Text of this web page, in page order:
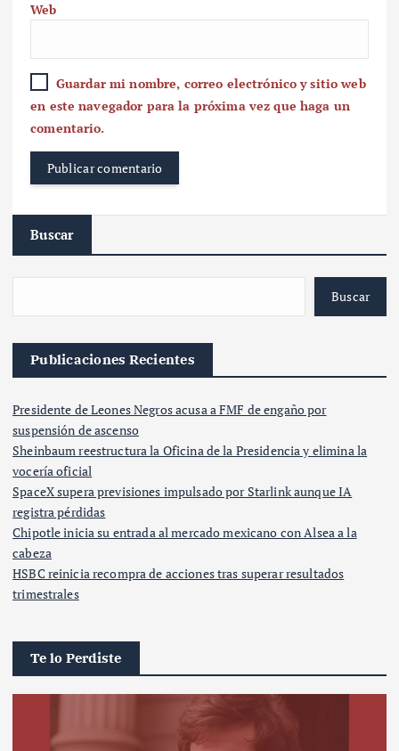
Web
Guardar mi nombre, correo electrónico y sitio web
en este navegador para la próxima vez que haga un
comentario.
Buscar
Buscar
Publicaciones Recientes
Presidente de Leones Negros acusa a FMF de engaño por
suspensión de ascenso
Sheinbaum reestructura la Oficina de la Presidencia y elimina la
vocería oficial
SpaceX supera previsiones impulsado por Starlink aunque IA
registra pérdidas
Chipotle inicia su entrada al mercado mexicano con Alsea a la
cabeza
HSBC reinicia recompra de acciones tras superar resultados
trimestrales
Te lo Perdiste